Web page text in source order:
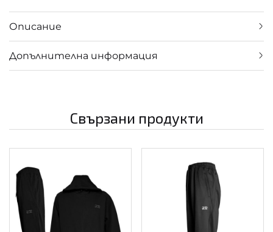
Описание
Допълнителна информация
Свързани продукти